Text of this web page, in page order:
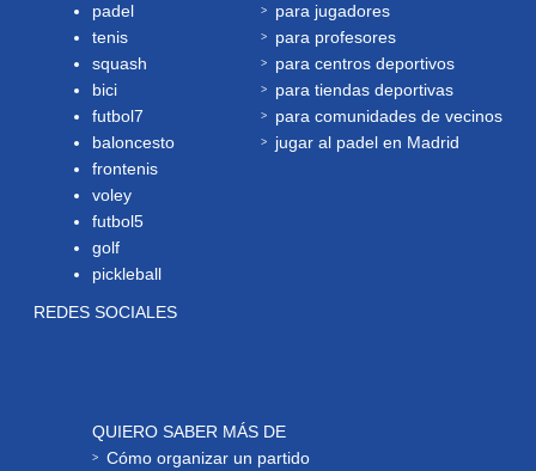
padel
tenis
squash
bici
futbol7
baloncesto
frontenis
voley
futbol5
golf
pickleball
para jugadores
para profesores
para centros deportivos
para tiendas deportivas
para comunidades de vecinos
jugar al padel en Madrid
REDES SOCIALES
QUIERO SABER MÁS DE
Cómo organizar un partido